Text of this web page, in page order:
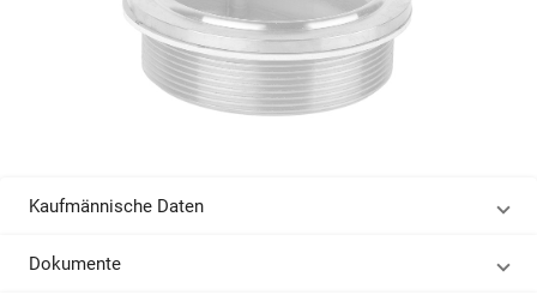
Kaufmännische Daten
Dokumente